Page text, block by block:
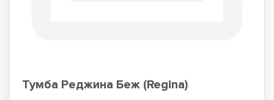
Тумба Реджина Беж (Regina)